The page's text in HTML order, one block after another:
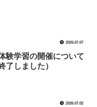
2026.07.07
験学習の開催について
了しました）
2026.07.02